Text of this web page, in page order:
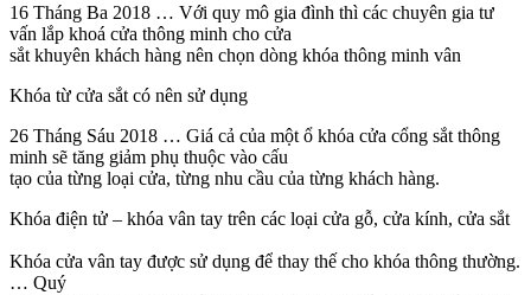
16 Tháng Ba 2018 … Với quy mô gia đình thì các chuyên gia tư
vấn lắp khoá cửa thông minh cho cửa
sắt khuyên khách hàng nên chọn dòng khóa thông minh vân
Khóa từ cửa sắt có nên sử dụng
26 Tháng Sáu 2018 … Giá cả của một ổ khóa cửa cổng sắt thông
minh sẽ tăng giảm phụ thuộc vào cấu
tạo của từng loại cửa, từng nhu cầu của từng khách hàng.
Khóa điện tử – khóa vân tay trên các loại cửa gỗ, cửa kính, cửa sắt
Khóa cửa vân tay được sử dụng để thay thế cho khóa thông thường.
… Quý